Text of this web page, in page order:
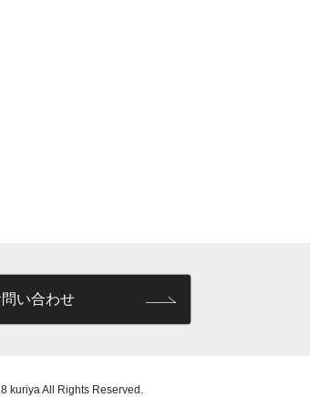
問い合わせ
kuriya All Rights Reserved.